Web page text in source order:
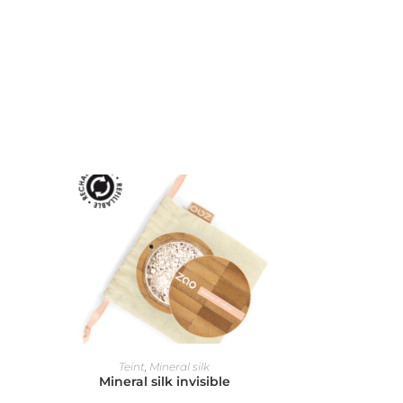
CHOIX DES OPTIONS
Teint, Mineral silk
Mineral silk invisible